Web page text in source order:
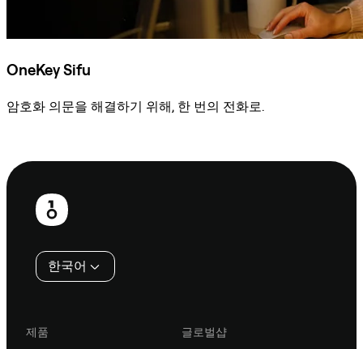
OneKey Sifu
암호화 의문을 해결하기 위해, 한 번의 전화로.
보
한국어
제품
글로벌샵